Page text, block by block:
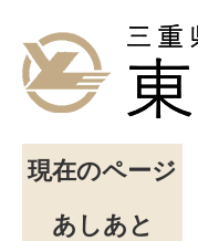
現在のページ
あしあと